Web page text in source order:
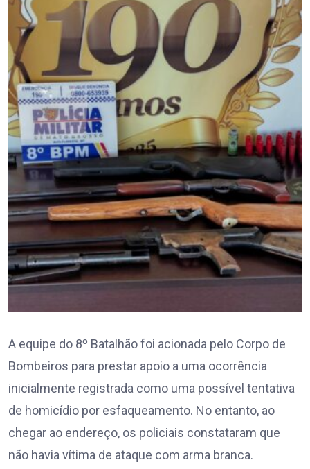
A equipe do 8º Batalhão foi acionada pelo Corpo de
Bombeiros para prestar apoio a uma ocorrência
inicialmente registrada como uma possível tentativa
de homicídio por esfaqueamento. No entanto, ao
chegar ao endereço, os policiais constataram que
não havia vítima de ataque com arma branca.